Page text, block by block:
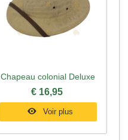
Aperçu rapide
Chapeau colonial Deluxe
€ 16,95
Voir plus